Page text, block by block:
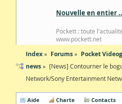
Nouvelle en entier
Pockett : toute
www.pockett.net
Index Forums Pocket
news
[News] Contourner le
Network/Sony Entertainment
Aide Charte
Contacts